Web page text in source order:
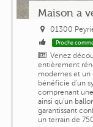
Maison a
01300
Proche
Venez
entièrement
modernes et
bénéficie d'un
comprenant
ainsi qu'un
garantissant
un terrain de